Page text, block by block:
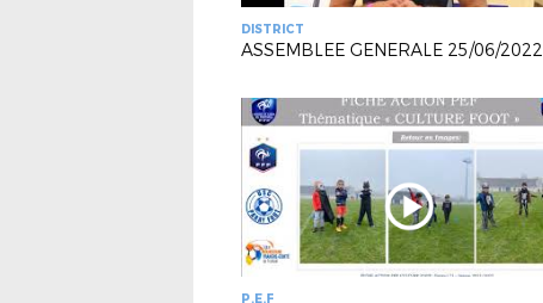
DISTRICT
ASSEMBLEE GENERALE 25/06/2022
P.E.F